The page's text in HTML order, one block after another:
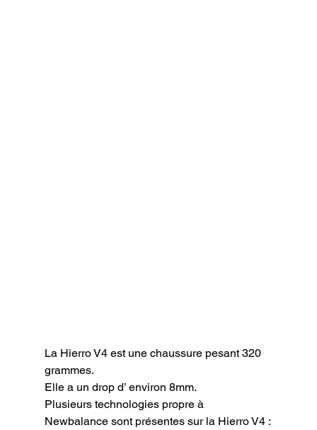
La Hierro V4 est une chaussure pesant 320
grammes.
Elle a un drop d’ environ 8mm.
Plusieurs technologies propre à
Newbalance sont présentes sur la Hierro V4 :